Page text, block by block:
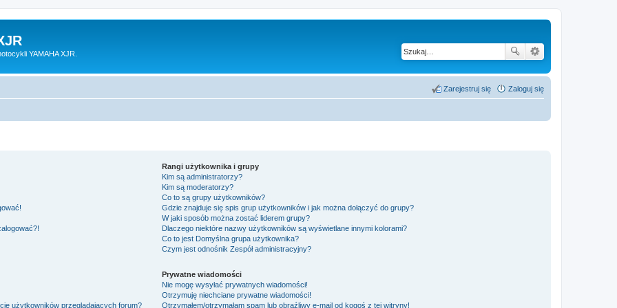
YAMAHA XJR.
Zaloguj się
Zarejestruj się
użytkowników przeglądających forum?
Rangi użytkownika i grupy
Kim są administratorzy?
Kim są moderatorzy?
Co to są grupy użytkowników?
Gdzie znajduje się spis grup użytkowników i jak można dołączyć do grupy?
W jaki sposób można zostać liderem grupy?
Dlaczego niektóre nazwy użytkowników są wyświetlane innymi kolorami?
Co to jest Domyślna grupa użytkownika?
Czym jest odnośnikZespół administracyjny?
Prywatne wiadomości
Nie mogę wysyłać prywatnych wiadomości!
Otrzymuję niechciane prywatne wiadomości!
Otrzymałem/otrzymałam spam lub obraźliwy e-mail od kogoś z tej witryny!